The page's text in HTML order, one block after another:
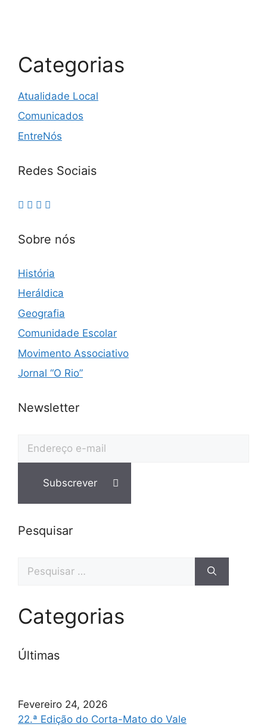
Categorias
Atualidade Local
Comunicados
EntreNós
Redes Sociais
Sobre nós
História
Heráldica
Geografia
Comunidade Escolar
Movimento Associativo
Jornal “O Rio”
Newsletter
Pesquisar
Categorias
Últimas
Fevereiro 24, 2026
22.ª Edição do Corta-Mato do Vale